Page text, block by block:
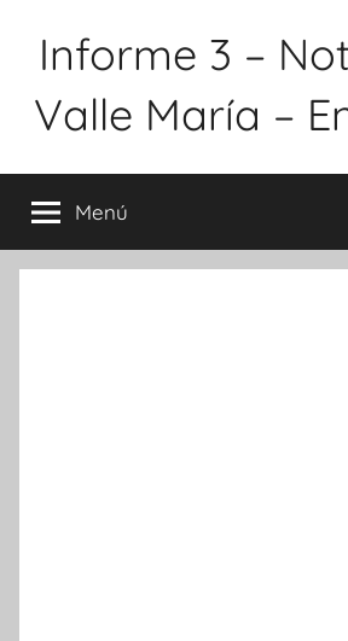
Informe 3 –
Valle María –
Menú